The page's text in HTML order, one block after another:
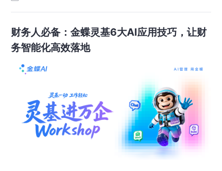
财务人必备：金蝶灵基6大AI应用技巧，让财
务智能化高效落地